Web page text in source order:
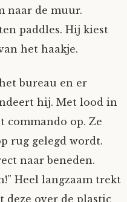
naar de muur.
paddles. Hij kiest
het haakje.
bureau en er
hij. Met lood in
commando op. Ze
rug gelegd wordt.
naar beneden.
Heel langzaam trekt
deze over de plastic